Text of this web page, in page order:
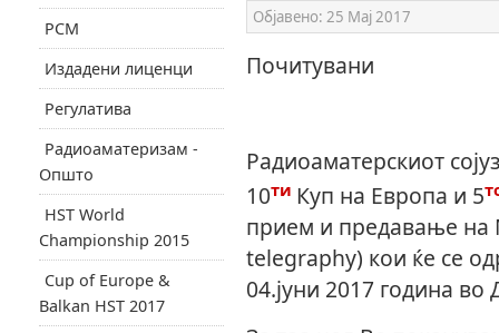
Објавено: 25 Мај 2017
Почитувани
Радиоаматерскиот
10ти Куп на Европа и 5
прием и предавање на
telegraphy) кои ќе се
04.јуни 2017 година во
РСМ
Издадени лиценци
Регулатива
Радиоаматеризам -
Општо
HST World
Championship 2015
Cup of Europe &
Balkan HST 2017